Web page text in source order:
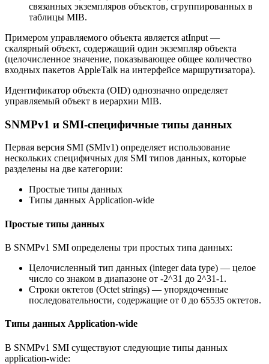
связанных экземпляров объектов, сгруппированных в
таблицы MIB.
Примером управляемого объекта является atInput —
скалярный объект, содержащий один экземпляр объекта
(целочисленное значение, показывающее общее количество
входных пакетов AppleTalk на интерфейсе маршрутизатора).
Идентификатор объекта (OID) однозначно определяет
управляемый объект в иерархии MIB.
SNMPv1 и SMI-специфичные типы данных
Первая версия SMI (SMIv1) определяет использование
нескольких специфичных для SMI типов данных, которые
разделены на две категории:
Простые типы данных
Типы данных Application-wide
Простые типы данных
В SNMPv1 SMI определены три простых типа данных:
Целочисленный тип данных (integer data type) — целое
число со знаком в диапазоне от -2^31 до 2^31-1.
Строки октетов (Octet strings) — упорядоченные
последовательности, содержащие от 0 до 65535 октетов.
Типы данных Application-wide
В SNMPv1 SMI существуют следующие типы данных
application-wide: